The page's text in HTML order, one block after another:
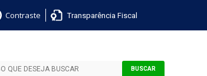
Contraste Transparência Fiscal
BUSCAR